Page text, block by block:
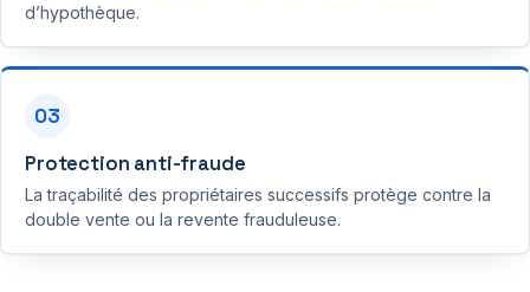
d’hypothèque.
03
Protection anti-fraude
La traçabilité des propriétaires successifs protège contre la
double vente ou la revente frauduleuse.